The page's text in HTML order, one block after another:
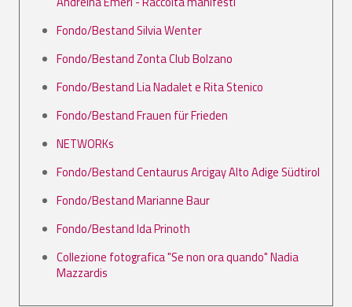
Fondo/Bestand Silvia Wenter
Fondo/Bestand Zonta Club Bolzano
Fondo/Bestand Lia Nadalet e Rita Stenico
Fondo/Bestand Frauen für Frieden
NETWORKs
Fondo/Bestand Centaurus Arcigay Alto Adige Südtirol
Fondo/Bestand Marianne Baur
Fondo/Bestand Ida Prinoth
Collezione fotografica "Se non ora quando" Nadia
Mazzardis